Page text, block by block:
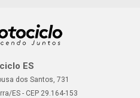
ES
dos Santos, 731
ES - CEP 29.164-153